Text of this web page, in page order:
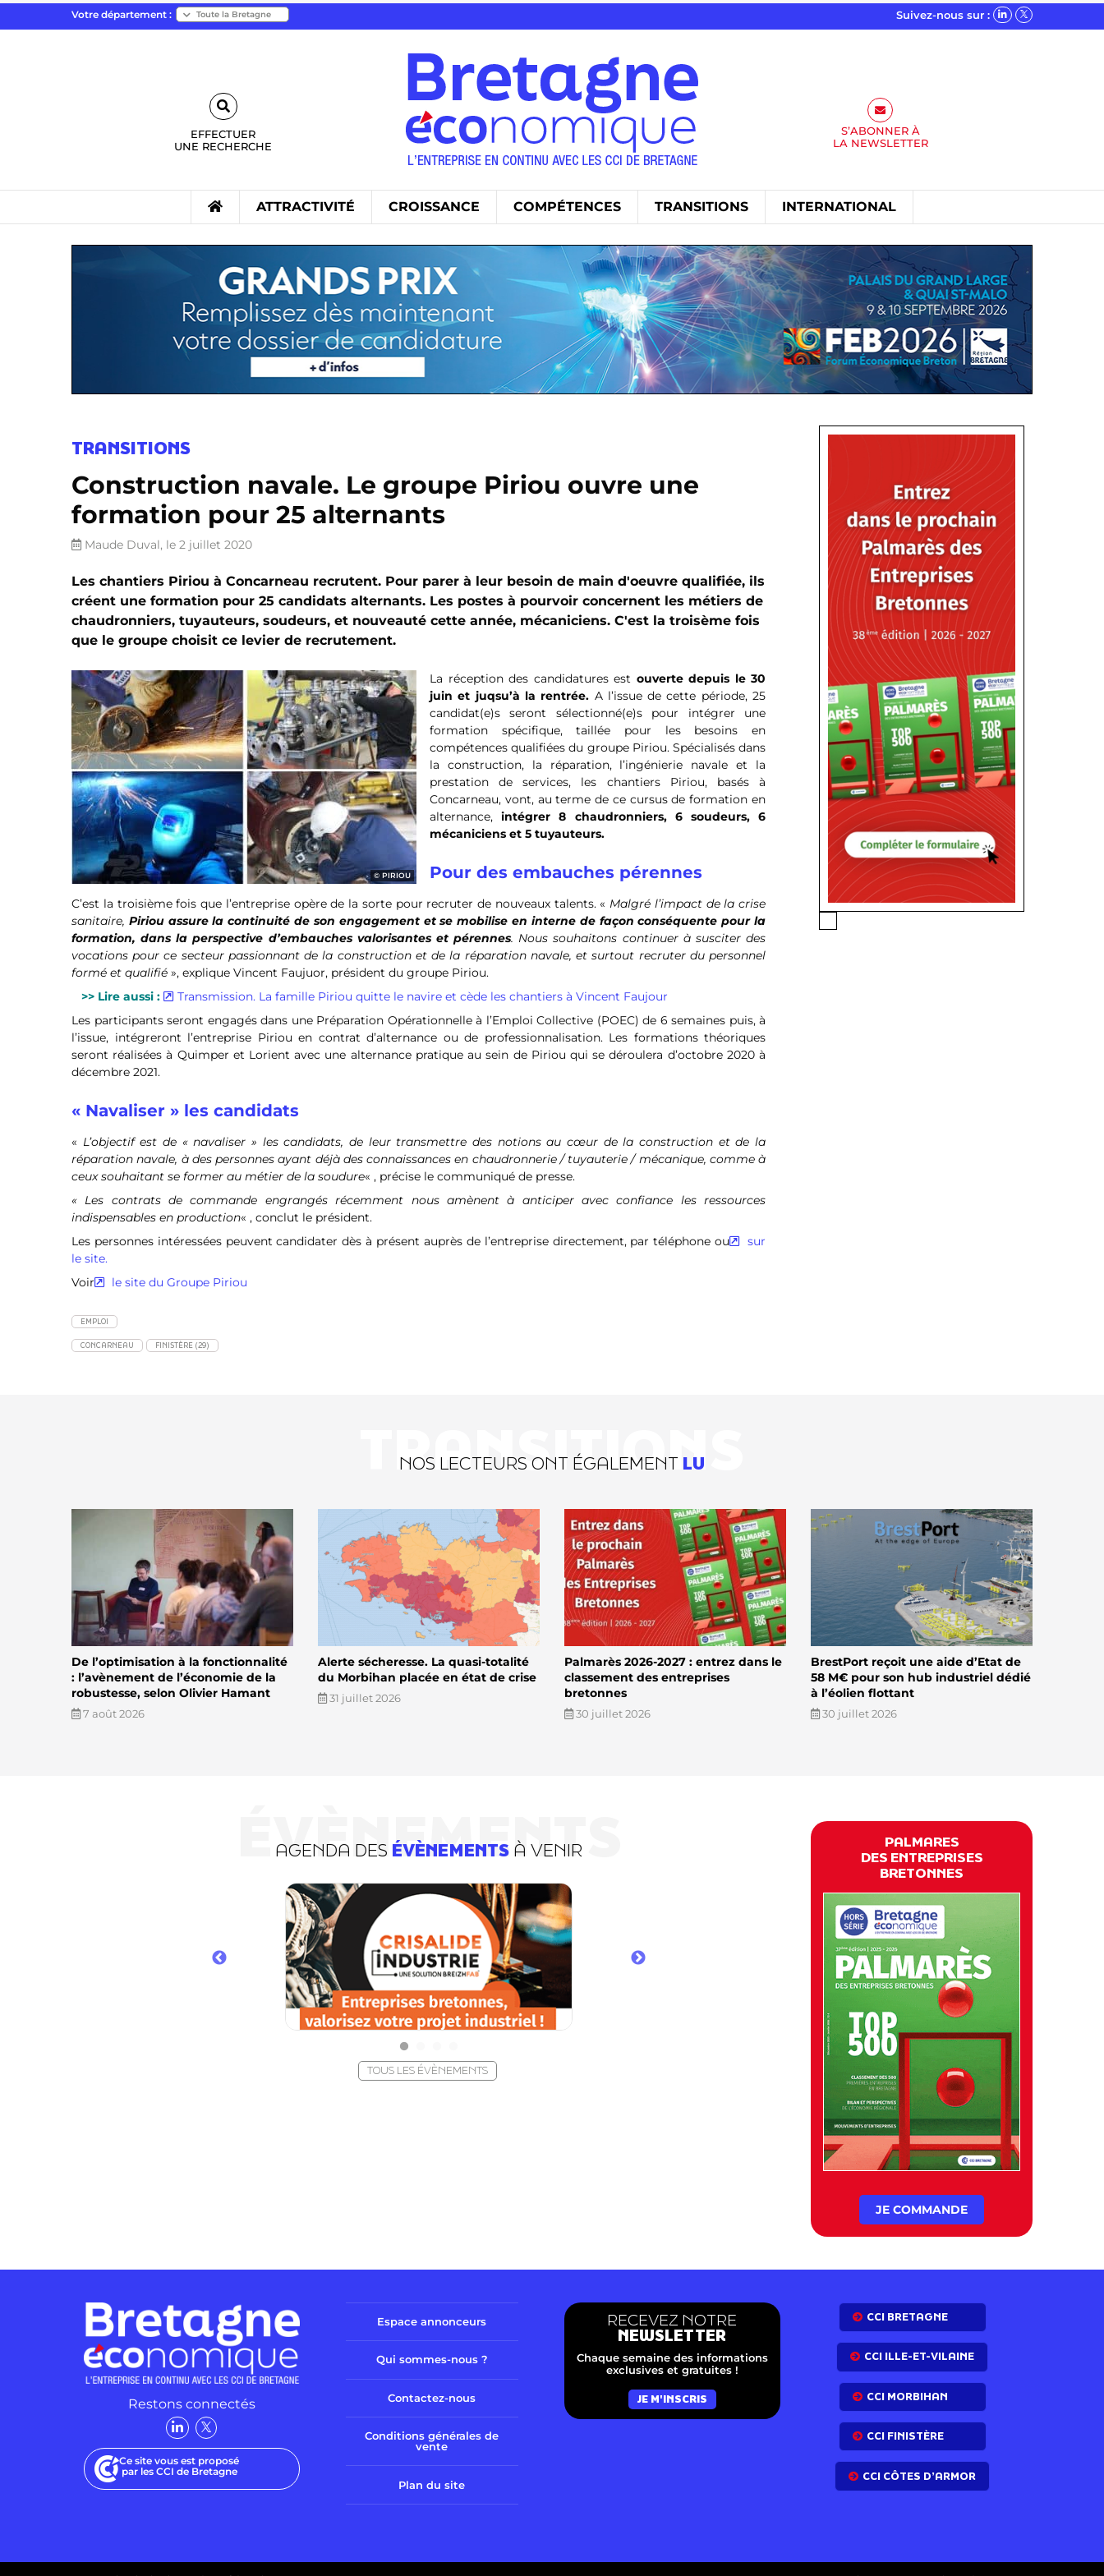
Votre département : Suivez-nous sur :
EFFECTUER
UNE RECHERCHE
S’ABONNER À
LA NEWSLETTER
ATTRACTIVITÉ CROISSANCE COMPÉTENCES TRANSITIONS INTERNATIONAL
TRANSITIONS
Construction navale. Le groupe Piriou ouvre une
formation pour 25 alternants
Maude Duval, le 2 juillet 2020
Les chantiers Piriou à Concarneau recrutent. Pour parer à leur besoin de main d'oeuvre qualifiée, ils
créent une formation pour 25 candidats alternants. Les postes à pourvoir concernent les métiers de
chaudronniers, tuyauteurs, soudeurs, et nouveauté cette année, mécaniciens. C'est la troisème fois
que le groupe choisit ce levier de recrutement.
PIRIOU
La réception des candidatures est ouverte depuis le 30
juin et juqsu’à la rentrée. A l’issue de cette période, 25
candidat(e)s seront sélectionné(e)s pour intégrer une
formation spécifique, taillée pour les besoins en
compétences qualifiées du groupe Piriou. Spécialisés dans
la construction, la réparation, l’ingénierie navale et la
prestation de services, les chantiers Piriou, basés à
Concarneau, vont, au terme de ce cursus de formation en
alternance, intégrer 8 chaudronniers, 6 soudeurs, 6
mécaniciens et 5 tuyauteurs.
Pour des embauches pérennes
C’est la troisième fois que l’entreprise opère de la sorte pour recruter de nouveaux talents. « Malgré l’impact de la crise
sanitaire, Piriou assure la continuité de son engagement et se mobilise en interne de façon conséquente pour la
formation, dans la perspective d’embauches valorisantes et pérennes. Nous souhaitons continuer à susciter des
vocations pour ce secteur passionnant de la construction et de la réparation navale, et surtout recruter du personnel
formé et qualifié », explique Vincent Faujuor, président du groupe Piriou.
>> Lire aussi :
Transmission. La famille Piriou quitte le navire et cède les chantiers à Vincent Faujour
Les participants seront engagés dans une Préparation Opérationnelle à l’Emploi Collective (POEC) de 6 semaines puis, à
l’issue, intégreront l’entreprise Piriou en contrat d’alternance ou de professionnalisation. Les formations théoriques
seront réalisées à Quimper et Lorient avec une alternance pratique au sein de Piriou qui se déroulera d’octobre 2020 à
décembre 2021.
« Navaliser » les candidats
« L’objectif est de « navaliser » les candidats, de leur transmettre des notions au cœur de la construction et de la
réparation navale, à des personnes ayant déjà des connaissances en chaudronnerie / tuyauterie / mécanique, comme à
ceux souhaitant se former au métier de la soudure« , précise le communiqué de presse.
« Les contrats de commande engrangés récemment nous amènent à anticiper avec confiance les ressources
indispensables en production« , conclut le président.
Les personnes intéressées peuvent candidater dès à présent auprès de l’entreprise directement, par téléphone ou
sur
le site.
Voir
le site du Groupe Piriou
EMPLOI
CONCARNEAU FINISTÈRE (29)
TRANSITIONS
NOS LECTEURS ONT ÉGALEMENT LU
De l’optimisation à la fonctionnalité
: l’avènement de l’économie de la
robustesse, selon Olivier Hamant
7 août 2026
Alerte sécheresse. La quasi-totalité
du Morbihan placée en état de crise
31 juillet 2026
Palmarès 2026-2027 : entrez dans le
classement des entreprises
bretonnes
30 juillet 2026
BrestPort reçoit une aide d’Etat de
58 M€ pour son hub industriel dédié
à l’éolien flottant
30 juillet 2026
ÉVÈNEMENTS
AGENDA DES ÉVÈNEMENTS À VENIR
TOUS LES ÉVÈNEMENTS
PALMARES
DES ENTREPRISES
BRETONNES
JE COMMANDE
Restons connectés
Ce site vous est proposé
par les CCI de Bretagne
Espace annonceurs
Qui sommes-nous ?
Contactez-nous
Conditions générales de
vente
Plan du site
RECEVEZ NOTRE
NEWSLETTER
Chaque semaine des informations
exclusives et gratuites !
JE M'INSCRIS
CCI BRETAGNE
CCI ILLE-ET-VILAINE
CCI MORBIHAN
CCI FINISTÈRE
CCI CÔTES D’ARMOR